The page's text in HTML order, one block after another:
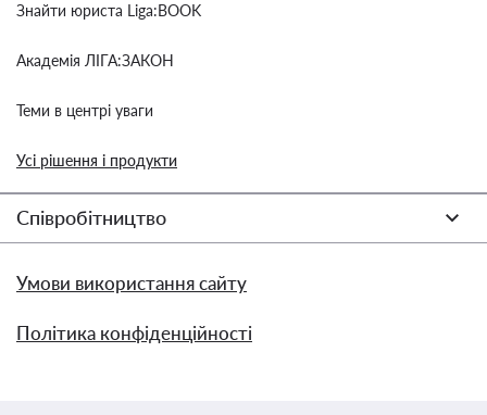
Знайти юриста Liga:BOOK
Академія ЛІГА:ЗАКОН
Теми в центрі уваги
Усі рішення і продукти
Співробітництво
Умови використання сайту
Політика конфіденційності